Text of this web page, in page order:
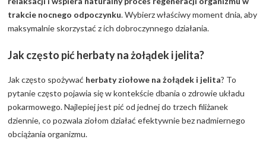
trakcie nocnego odpoczynku. Wybierz właściwy moment dnia, aby
maksymalnie skorzystać z ich dobroczynnego działania.
Jak często pić herbaty na żołądek i jelita?
Jak często spożywać herbaty ziołowe na żołądek i jelita? To
pytanie często pojawia się w kontekście dbania o zdrowie układu
pokarmowego. Najlepiej jest pić od jednej do trzech filiżanek
dziennie, co pozwala ziołom działać efektywnie bez nadmiernego
obciążania organizmu.